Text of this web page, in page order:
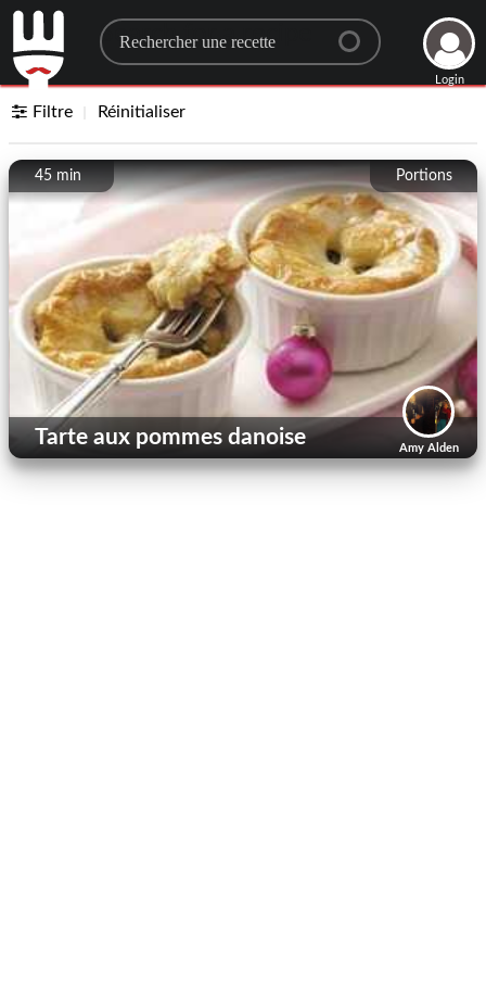
Search for a recipe
Login
Filtre Réinitialiser
Portions
45 min
Amy Alden
Tarte aux pommes danoise